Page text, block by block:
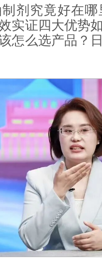
剂究竟好在
实证四大优势
怎么选产品？